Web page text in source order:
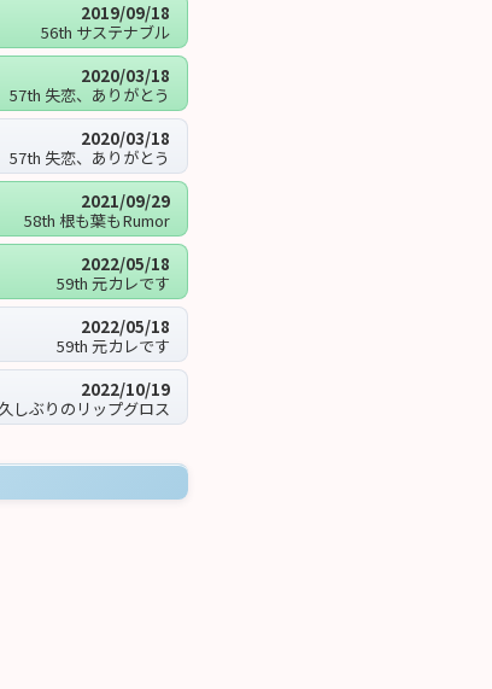
2019/09/18
56th サステナブル
2020/03/18
57th 失恋、ありがとう
2020/03/18
57th 失恋、ありがとう
2021/09/29
58th 根も葉もRumor
2022/05/18
59th 元カレです
2022/05/18
59th 元カレです
2022/10/19
しぶりのリップグロス